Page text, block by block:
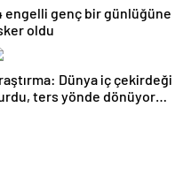
engelli genç bir günlüğüne
oldu
Dünya iç çekirdeği
ters yönde dönüyor